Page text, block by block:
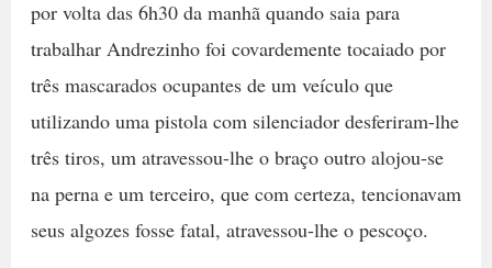
por volta das 6h30 da manhã quando saia para
trabalhar Andrezinho foi covardemente tocaiado por
três mascarados ocupantes de um veículo que
utilizando uma pistola com silenciador desferiram-lhe
três tiros, um atravessou-lhe o braço outro alojou-se
na perna e um terceiro, que com certeza, tencionavam
seus algozes fosse fatal, atravessou-lhe o pescoço.